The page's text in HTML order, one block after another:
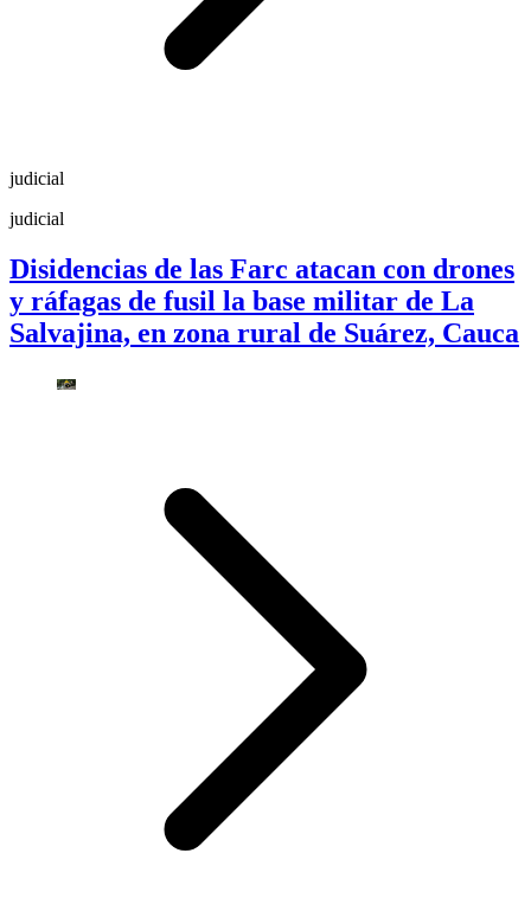
judicial
judicial
Disidencias de las Farc atacan con drones
y ráfagas de fusil la base militar de La
Salvajina, en zona rural de Suárez, Cauca